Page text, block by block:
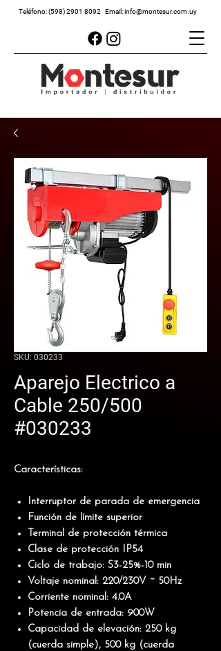
Teléfono:(598) 2901 8092 Email:info@montesur.com.uy
SKU: 030233
Aparejo Electrico a
Cable 250/500
#030233
Características:
Interruptor de parada de emergencia
Función de límite superior
Terminal de protección térmica
Clase de protección IP54
Ciclo de trabajo: S3-25%-10 min
Voltaje nominal: 220/230V ~ 50Hz
Corriente nominal: 4.0A
Potencia de entrada: 900W
Capacidad de elevación: 250 kg
(cuerda simple), 500 kg (cuerda